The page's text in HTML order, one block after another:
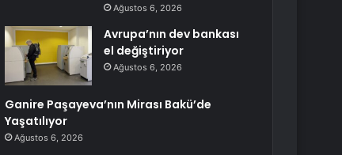
Ağustos 6, 2026
Avrupa’nın dev bankası
el değiştiriyor
Ağustos 6, 2026
Ganire Paşayeva’nın Mirası Bakü’de
Yaşatılıyor
Ağustos 6, 2026